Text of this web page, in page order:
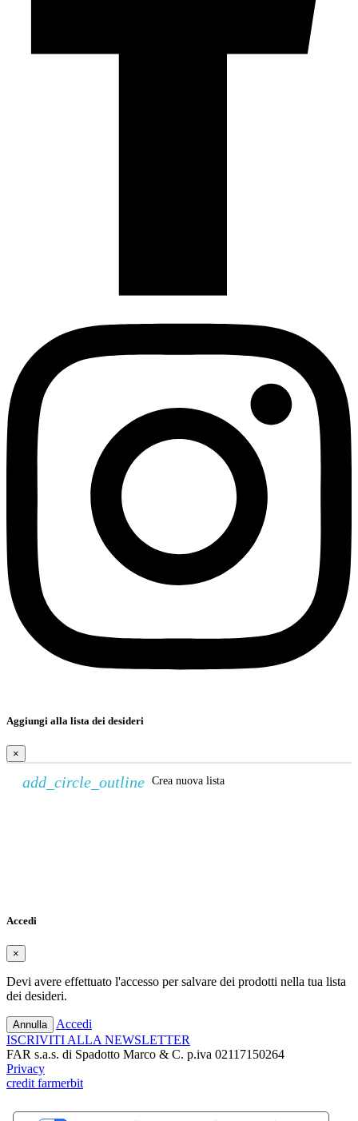
Aggiungi alla lista dei desideri
×
add_circle_outline Crea nuova lista
Accedi
×
Devi avere effettuato l'accesso per salvare dei prodotti nella tua lista
dei desideri.
Annulla
Accedi
ISCRIVITI ALLA NEWSLETTER
FAR s.a.s. di Spadotto Marco & C. p.iva 02117150264
Privacy
credit farmerbit